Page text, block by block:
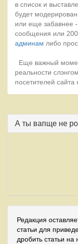
в список и
будет
или еще забавнее
сообщения или
админам либо
Еще важный
реальности
посетителей
А ты вапще не
Редакция
статьи для
дробить статьи